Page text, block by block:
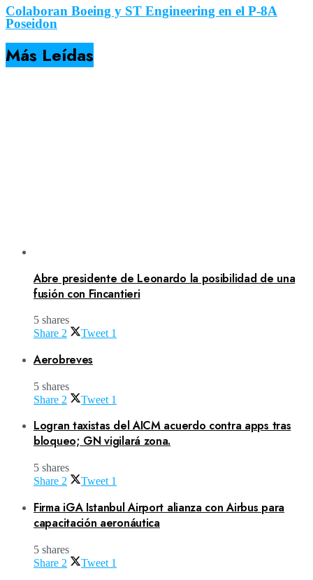
Colaboran Boeing y ST Engineering en el P-8A
Poseidon
Más Leídas
Abre presidente de Leonardo la posibilidad de una
fusión con Fincantieri
5 shares
Share 2 Tweet 1
Aerobreves
5 shares
Share 2 Tweet 1
Logran taxistas del AICM acuerdo contra apps tras
bloqueo; GN vigilará zona.
5 shares
Share 2 Tweet 1
Firma iGA Istanbul Airport alianza con Airbus para
capacitación aeronáutica
5 shares
Share 2 Tweet 1